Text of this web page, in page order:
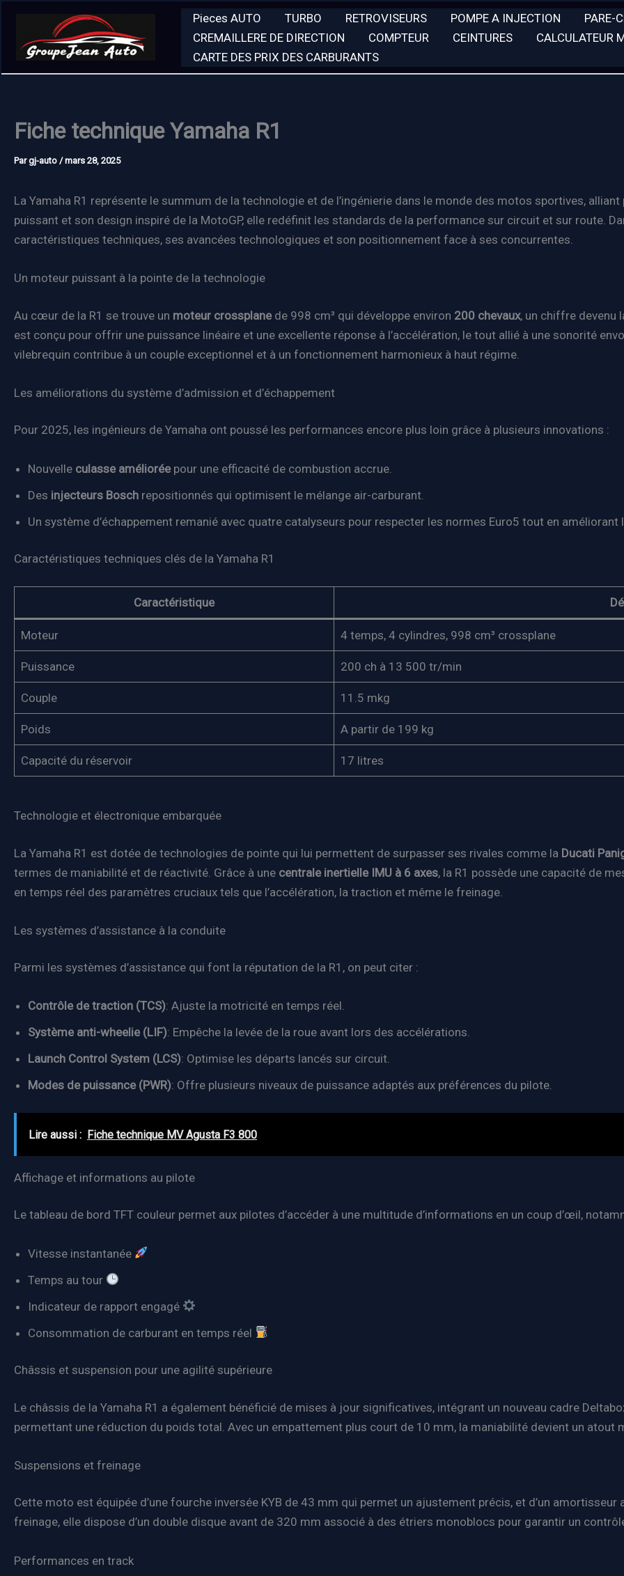
contenu
Pieces AUTO TURBO RETROVISEURS POMPE A INJECTION PARE-
CREMAILLERE DE DIRECTION
COMPTEUR CEINTURES CALCULATEUR
CARTE DES PRIX DES CARBURANTS
Fiche technique Yamaha R1
Pargj-auto /mars 28, 2025
La Yamaha R1 représente le summum de la technologie et de l’ingénierie dans le monde des motos sportives,
puissant et son design inspiré de la MotoGP, elle redéfinit les standards de la performance sur circuit et sur route.
caractéristiques techniques, ses avancées technologiques et son positionnement face à ses concurrentes.
Un moteur puissant à la pointe de la technologie
Au cœur de la R1 se trouve un moteur crossplanede 998 cm³ qui développe environ 200 chevaux, un chiffre devenu
est conçu pour offrir une puissance linéaire et une excellente réponse à l’accélération, le tout allié à une sonorité
vilebrequin contribue à un couple exceptionnel et à un fonctionnement harmonieux à haut régime.
Les améliorations du système d’admission et d’échappement
Pour 2025, les ingénieurs de Yamaha ont poussé les performances encore plus loin grâce à plusieurs innovations :
Nouvelle culasse amélioréepour une efficacité de combustion accrue.
Des injecteurs Bosch repositionnés qui optimisent le mélange air-carburant.
Un système d’échappement remanié avec quatre catalyseurs pour respecter les normes Euro5 tout en améliorant
Caractéristiques techniques clés de la Yamaha R1
Caractéristique
Moteur 4 temps, 4 cylindres, 998 cm³ crossplane
Puissance 200 ch à 13 500 tr/min
Couple 11.5 mkg
Poids A partir de 199 kg
Capacité du réservoir 17 litres
Technologie et électronique embarquée
La Yamaha R1 est dotée de technologies de pointe qui lui permettent de surpasser ses rivales comme la Ducati
termes de maniabilité et de réactivité. Grâce à une centrale inertielle IMU à 6 axes, la R1 possède une capacité de
en temps réel des paramètres cruciaux tels que l’accélération, la traction et même le freinage.
Les systèmes d’assistance à la conduite
Parmi les systèmes d’assistance qui font la réputation de la R1, on peut citer :
Contrôle de traction (TCS): Ajuste la motricité en temps réel.
Système anti-wheelie (LIF): Empêche la levée de la roue avant lors des accélérations.
Launch Control System (LCS): Optimise les départs lancés sur circuit.
Modes de puissance (PWR): Offre plusieurs niveaux de puissance adaptés aux préférences du pilote.
Lire aussi : Fiche technique MV Agusta F3 800
Affichage et informations au pilote
Le tableau de bord TFT couleur permet aux pilotes d’accéder à une multitude d’informations en un coup d’œil,
Vitesse instantanée
Temps au tour
Indicateur de rapport engagé
Consommation de carburant en temps réel
Châssis et suspension pour une agilité supérieure
Le châssis de la Yamaha R1 a également bénéficié de mises à jour significatives, intégrant un nouveau cadre
permettant une réduction du poids total. Avec un empattement plus court de 10 mm, la maniabilité devient un atout
Suspensions et freinage
Cette moto est équipée d’une fourche inversée KYB de 43 mm qui permet un ajustement précis, et d’un
freinage, elle dispose d’un double disque avant de 320 mm associé à des étriers monoblocs pour garantir un
Performances en track